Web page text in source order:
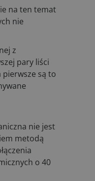
na ten temat
nie
z
pary liści
pierwsze są to
nie jest
metodą
o 40